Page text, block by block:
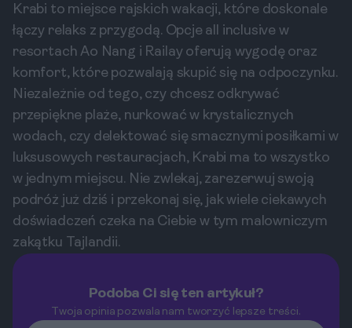
Krabi to miejsce rajskich wakacji, które doskonale
łączy relaks z przygodą. Opcje all inclusive w
resortach Ao Nang i Railay oferują wygodę oraz
komfort, które pozwalają skupić się na odpoczynku.
Niezależnie od tego, czy chcesz odkrywać
przepiękne plaże, nurkować w krystalicznych
wodach, czy delektować się smacznymi posiłkami w
luksusowych restauracjach, Krabi ma to wszystko
w jednym miejscu. Nie zwlekaj, zarezerwuj swoją
podróż już dziś i przekonaj się, jak wiele ciekawych
doświadczeń czeka na Ciebie w tym malowniczym
zakątku Tajlandii.
Podoba Ci się ten artykuł?
Twoja opinia pozwala nam tworzyć lepsze treści.